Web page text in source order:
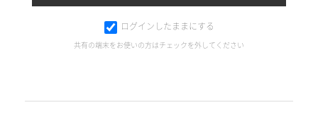
ログインしたままにする
共有の端末をお使いの方はチェックを外してください